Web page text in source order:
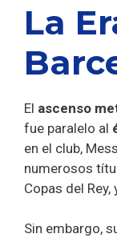
La
El ascenso
fue paralelo al
en el club,
numerosos
Copas del
Sin embargo,